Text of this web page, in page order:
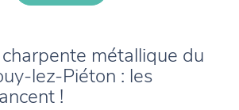
métallique du
lez-Piéton : les
!